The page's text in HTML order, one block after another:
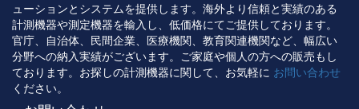
ューションとシステムを提供します。海外より信頼と実績のある
計測機器や測定機器を輸入し、低価格にてご提供しております。
官庁、自治体、民間企業、医療機関、教育関連機関など、幅広い
分野への納入実績がございます。ご家庭や個人の方への販売もし
ております。お探しの計測機器に関して、お気軽に お問い合わせ
ください。